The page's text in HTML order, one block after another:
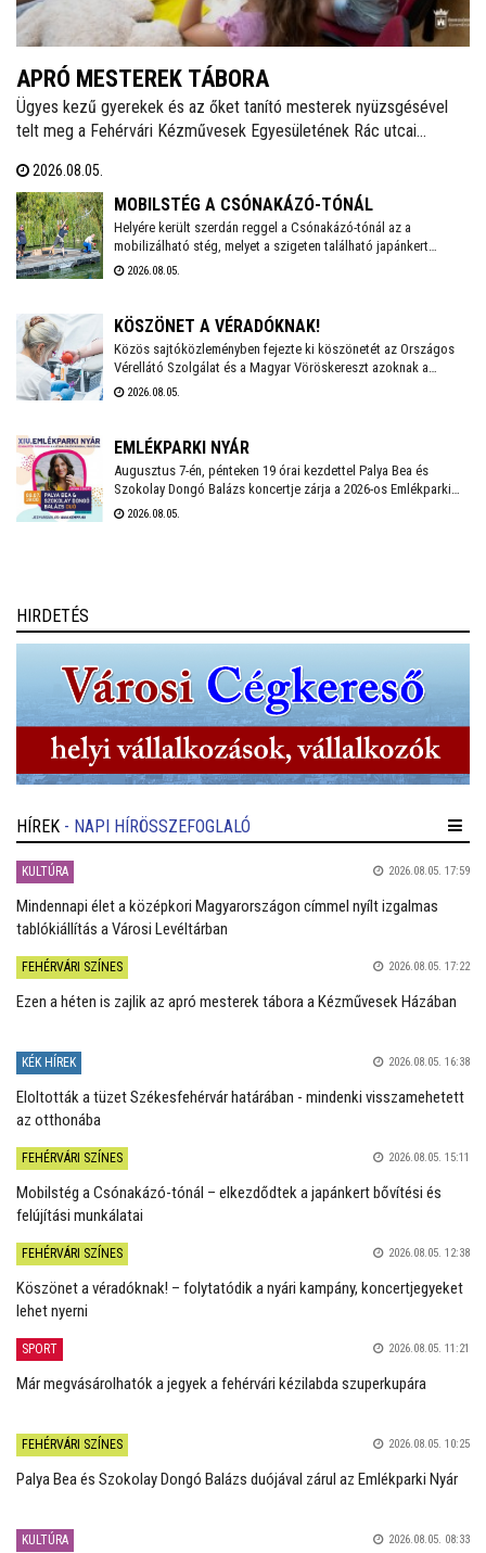
APRÓ MESTEREK TÁBORA
Ügyes kezű gyerekek és az őket tanító mesterek nyüzsgésével
telt meg a Fehérvári Kézművesek Egyesületének Rác utcai
turnusa, ahol mintegy tíz diák tölti a vakációt kreatív, tartalmas
elfoglaltságokkal. A tábor a tervek szerint jövőre is folytatódik
július és augusztus első hetében.
2026.08.05.
MOBILSTÉG A CSÓNAKÁZÓ-TÓNÁL
Helyére került szerdán reggel a Csónakázó-tónál az a
mobilizálható stég, melyet a szigeten található japánkert
felújításához és bővítéséhez használnak a következő
szükséges nyersanyagokat és eszközöket.
2026.08.05.
KÖSZÖNET A VÉRADÓKNAK!
Közös sajtóközleményben fejezte ki köszönetét az Országos
Vérellátó Szolgálat és a Magyar Vöröskereszt azoknak a
véradóknak, akik az elmúlt hetekben segítették a vérkészletek
2026.08.05.
EMLÉKPARKI NYÁR
Augusztus 7-én, pénteken 19 órai kezdettel Palya Bea és
Szokolay Dongó Balázs koncertje zárja a 2026-os Emlékparki
Nyár programsorozatot a Katonai Emlékpark Pákozd – Nemzeti
2026.08.05.
HIRDETÉS
HÍREK - NAPI HÍRÖSSZEFOGLALÓ
KULTÚRA 2026.08.05. 17:59
Mindennapi élet a középkori Magyarországon címmel nyílt izgalmas
tablókiállítás a Városi Levéltárban
FEHÉRVÁRI SZÍNES 2026.08.05. 17:22
Ezen a héten is zajlik az apró mesterek tábora a Kézművesek Házában
KÉK HÍREK 2026.08.05. 16:38
Eloltották a tüzet Székesfehérvár határában - mindenki visszamehetett
az otthonába
FEHÉRVÁRI SZÍNES 2026.08.05. 15:11
Mobilstég a Csónakázó-tónál – elkezdődtek a japánkert bővítési és
felújítási munkálatai
FEHÉRVÁRI SZÍNES 2026.08.05. 12:38
Köszönet a véradóknak! – folytatódik a nyári kampány, koncertjegyeket
lehet nyerni
SPORT 2026.08.05. 11:21
Már megvásárolhatók a jegyek a fehérvári kézilabda szuperkupára
FEHÉRVÁRI SZÍNES 2026.08.05. 10:25
Palya Bea és Szokolay Dongó Balázs duójával zárul az Emlékparki Nyár
KULTÚRA 2026.08.05. 08:33